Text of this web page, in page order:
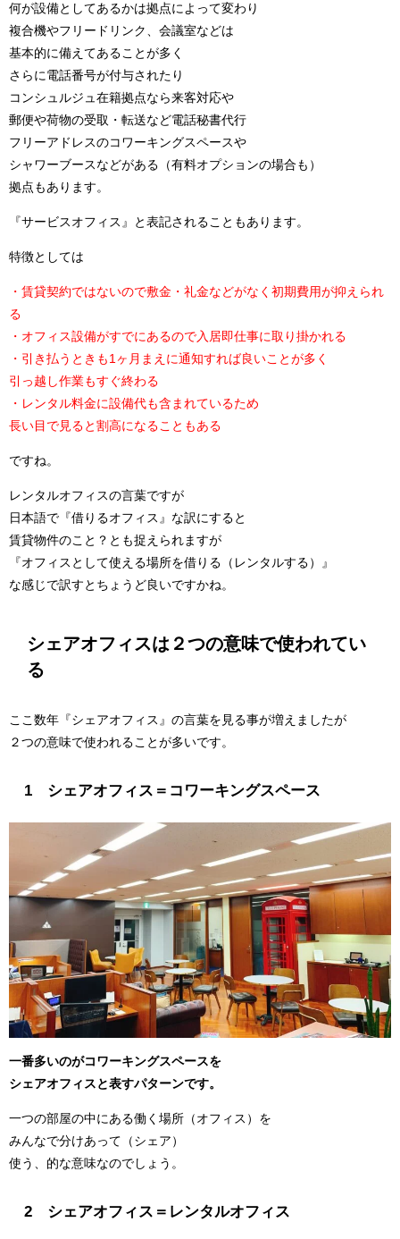
何が設備としてあるかは拠点によって変わり
複合機やフリードリンク、会議室などは
基本的に備えてあることが多く
さらに電話番号が付与されたり
コンシュルジュ在籍拠点なら来客対応や
郵便や荷物の受取・転送など電話秘書代行
フリーアドレスのコワーキングスペースや
シャワーブースなどがある（有料オプションの場合も）
拠点もあります。
『サービスオフィス』と表記されることもあります。
特徴としては
・賃貸契約ではないので敷金・礼金などがなく初期費用が抑えられ
る
・オフィス設備がすでにあるので入居即仕事に取り掛かれる
・引き払うときも1ヶ月まえに通知すれば良いことが多く
引っ越し作業もすぐ終わる
・レンタル料金に設備代も含まれているため
長い目で見ると割高になることもある
ですね。
レンタルオフィスの言葉ですが
日本語で『借りるオフィス』な訳にすると
賃貸物件のこと？とも捉えられますが
『オフィスとして使える場所を借りる（レンタルする）』
な感じで訳すとちょうど良いですかね。
シェアオフィスは２つの意味で使われてい
る
ここ数年『シェアオフィス』の言葉を見る事が増えましたが
２つの意味で使われることが多いです。
1 シェアオフィス＝コワーキングスペース
一番多いのがコワーキングスペースを
シェアオフィスと表すパターンです。
一つの部屋の中にある働く場所（オフィス）を
みんなで分けあって（シェア）
使う、的な意味なのでしょう。
2 シェアオフィス＝レンタルオフィス